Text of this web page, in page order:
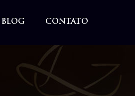
BLOG CONTATO